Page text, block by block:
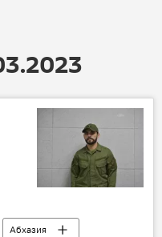
Абхазия